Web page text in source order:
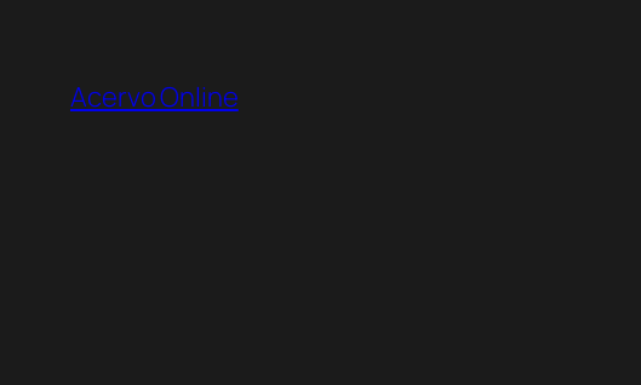
Acervo Online